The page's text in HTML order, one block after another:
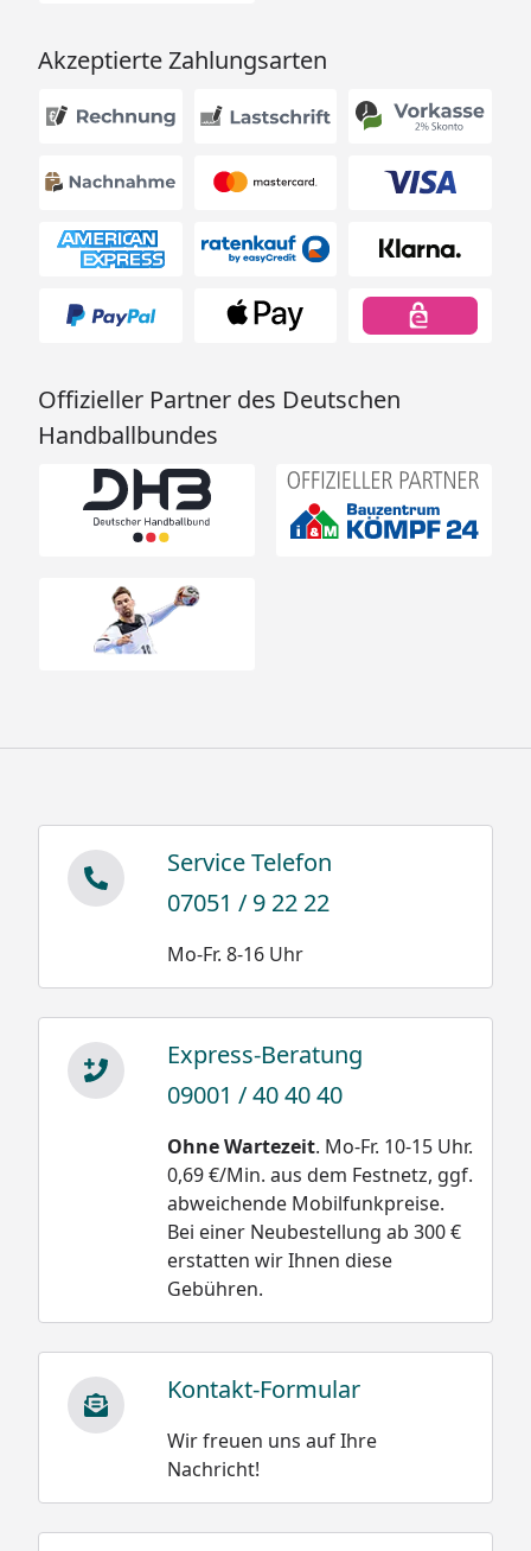
Akzeptierte Zahlungsarten
Offizieller Partner des Deutschen
Handballbundes
Service Telefon
07051 / 9 22 22
Mo-Fr. 8-16 Uhr
Express-Beratung
09001 / 40 40 40
Ohne Wartezeit. Mo-Fr. 10-15 Uhr.
0,69 €/Min. aus dem Festnetz, ggf.
abweichende Mobilfunkpreise.
Bei einer Neubestellung ab 300 €
erstatten wir Ihnen diese
Gebühren.
Kontakt-Formular
Wir freuen uns auf Ihre
Nachricht!